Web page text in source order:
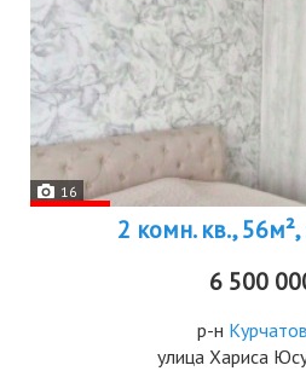
16
2 комн. кв.,
6 500
р-н
улица Хариса